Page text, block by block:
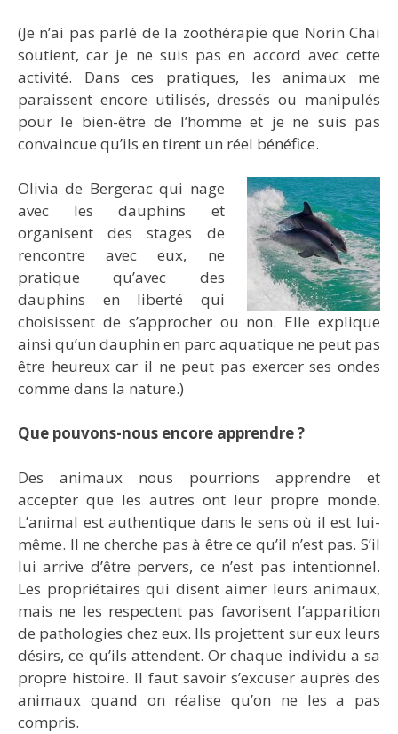
(Je n’ai pas parlé de la zoothérapie que Norin Chai
soutient, car je ne suis pas en accord avec cette
activité. Dans ces pratiques, les animaux me
paraissent encore utilisés, dressés ou manipulés
pour le bien-être de l’homme et je ne suis pas
convaincue qu’ils en tirent un réel bénéfice.
Olivia de Bergerac qui nage
avec les dauphins et
organisent des stages de
rencontre avec eux, ne
pratique qu’avec des
dauphins en liberté qui
choisissent de s’approcher ou non. Elle explique
ainsi qu’un dauphin en parc aquatique ne peut pas
être heureux car il ne peut pas exercer ses ondes
comme dans la nature.)
Que pouvons-nous encore apprendre ?
Des animaux nous pourrions apprendre et
accepter que les autres ont leur propre monde.
L’animal est authentique dans le sens où il est lui-
même. Il ne cherche pas à être ce qu’il n’est pas. S’il
lui arrive d’être pervers, ce n’est pas intentionnel.
Les propriétaires qui disent aimer leurs animaux,
mais ne les respectent pas favorisent l’apparition
de pathologies chez eux. Ils projettent sur eux leurs
désirs, ce qu’ils attendent. Or chaque individu a sa
propre histoire. Il faut savoir s’excuser auprès des
animaux quand on réalise qu’on ne les a pas
compris.